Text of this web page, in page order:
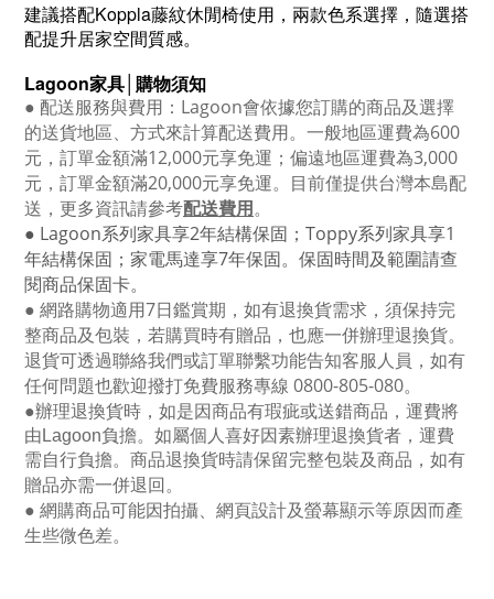
建議搭配Koppla藤紋休閒椅使用，兩款色系選擇，隨選搭
配提升居家空間質感。
Lagoon家具│購物須知
● 配送服務與費用： Lagoon會依據您訂購的商品及選擇
的送貨地區、方式來計算配送費用。一般地區運費為600
元，訂單金額滿12,000元享免運；偏遠地區運費為3,000
元，訂單金額滿20,000元享免運。目前僅提供台灣本島配
送，更多資訊請參考配送費用。
● Lagoon系列家具享2年結構保固； Toppy系列家具享1
年結構保固；家電馬達享7年保固。保固時間及範圍請查
閱商品保固卡。
● 網路購物適用7日鑑賞期，如有退換貨需求，須保持完
整商品及包裝，若購買時有贈品，也應一併辦理退換貨。
退貨可透過聯絡我們或訂單聯繫功能告知客服人員，如有
任何問題也歡迎撥打免費服務專線 0800-805-080。
●辦理退換貨時，如是因商品有瑕疵或送錯商品，運費將
由Lagoon負擔。如屬個人喜好因素辦理退換貨者，運費
需自行負擔。商品退換貨時請保留完整包裝及商品，如有
贈品亦需一併退回。
● 網購商品可能因拍攝、網頁設計及螢幕顯示等原因而產
生些微色差。